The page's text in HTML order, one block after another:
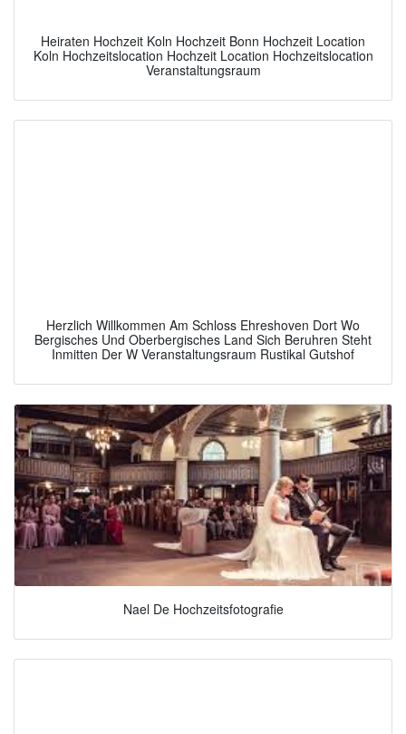
Heiraten Hochzeit Koln Hochzeit Bonn Hochzeit Location
Koln Hochzeitslocation Hochzeit Location Hochzeitslocation
Veranstaltungsraum
Herzlich Willkommen Am Schloss Ehreshoven Dort Wo
Bergisches Und Oberbergisches Land Sich Beruhren Steht
Inmitten Der W Veranstaltungsraum Rustikal Gutshof
Nael De Hochzeitsfotografie